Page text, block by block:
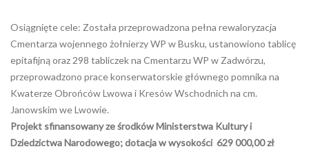
Osiągnięte cele: Została przeprowadzona pełna rewaloryzacja
Cmentarza wojennego żołnierzy WP w Busku, ustanowiono tablicę
epitafijną oraz 298 tabliczek na Cmentarzu WP w Zadwórzu,
przeprowadzono prace konserwatorskie głównego pomnika na
Kwaterze Obrońców Lwowa i Kresów Wschodnich na cm.
Janowskim we Lwowie.
Projekt sfinansowany ze środków Ministerstwa Kultury i
Dziedzictwa Narodowego; dotacja w wysokości 629 000,00 zł